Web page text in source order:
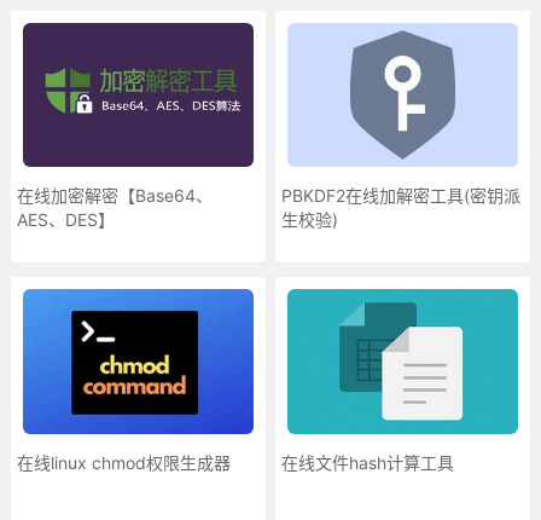
在线加密解密【Base64、
AES、DES】
PBKDF2在线加解密工具(密钥派
生校验)
在线linux chmod权限生成器 在线文件hash计算工具